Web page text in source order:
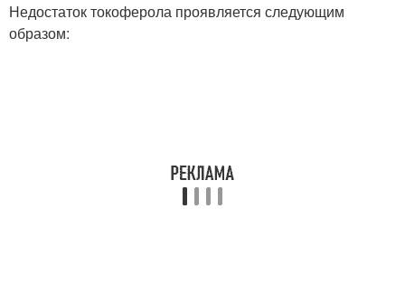
Недостаток токоферола проявляется следующим
образом: